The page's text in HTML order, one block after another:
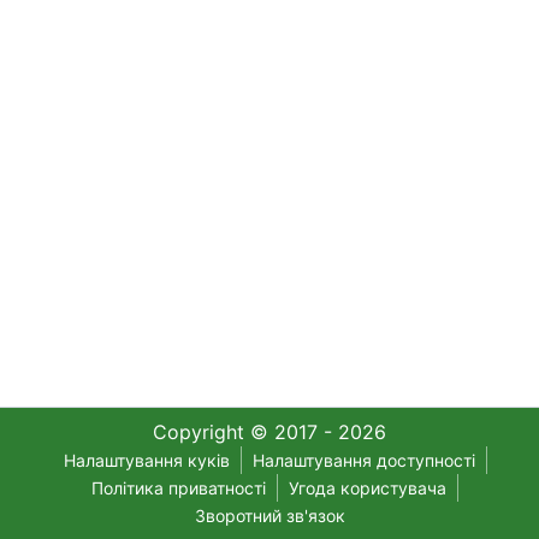
Copyright © 2017 - 2026
Налаштування куків
Налаштування доступності
Політика приватності
Угода користувача
Зворотний зв'язок